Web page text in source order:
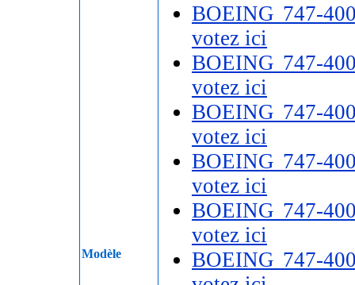
Modèle
BOEING 747-
votez ici
BOEING 747-
votez ici
BOEING 747-
votez ici
BOEING 747-
votez ici
BOEING 747-
votez ici
BOEING 747-